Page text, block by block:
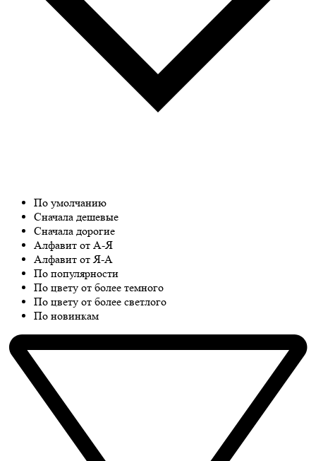
По умолчанию
Сначала дешевые
Сначала дорогие
Алфавит от А-Я
Алфавит от Я-А
По популярности
По цвету от более темного
По цвету от более светлого
По новинкам